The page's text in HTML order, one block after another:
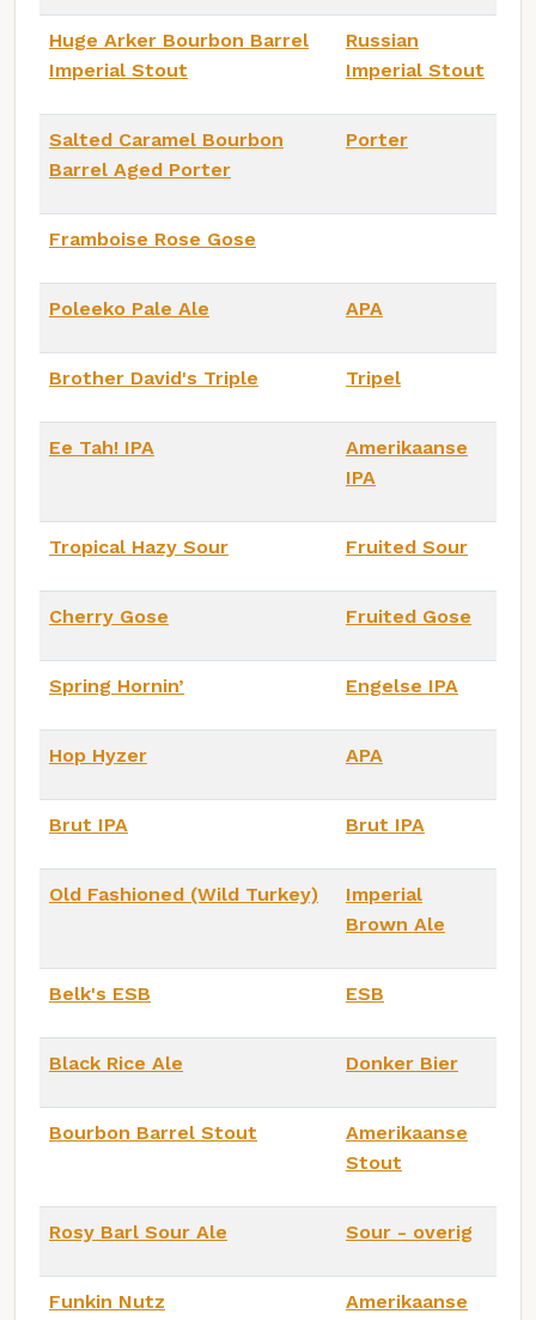
Huge Arker Bourbon Barrel
Imperial Stout
Russian
Imperial Stout
Salted Caramel Bourbon
Barrel Aged Porter
Porter
Framboise Rose Gose
Poleeko Pale Ale APA
Brother David's Triple Tripel
Ee Tah! IPA
Amerikaanse
IPA
Tropical Hazy Sour Fruited Sour
Cherry Gose Fruited Gose
Spring Hornin’ Engelse IPA
Hop Hyzer APA
Brut IPA Brut IPA
Old Fashioned (Wild Turkey)
Imperial
Brown Ale
Belk's ESB ESB
Black Rice Ale Donker Bier
Bourbon Barrel Stout
Amerikaanse
Stout
Rosy Barl Sour Ale Sour - overig
Funkin Nutz
Amerikaanse